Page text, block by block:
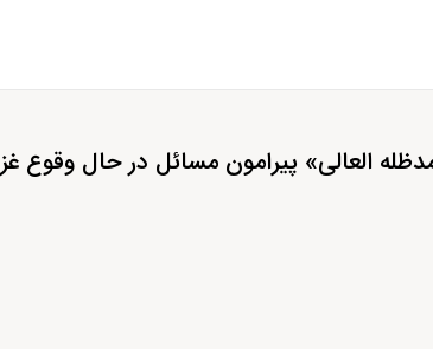
العالی» پیرامون مسائل در حال وقوع